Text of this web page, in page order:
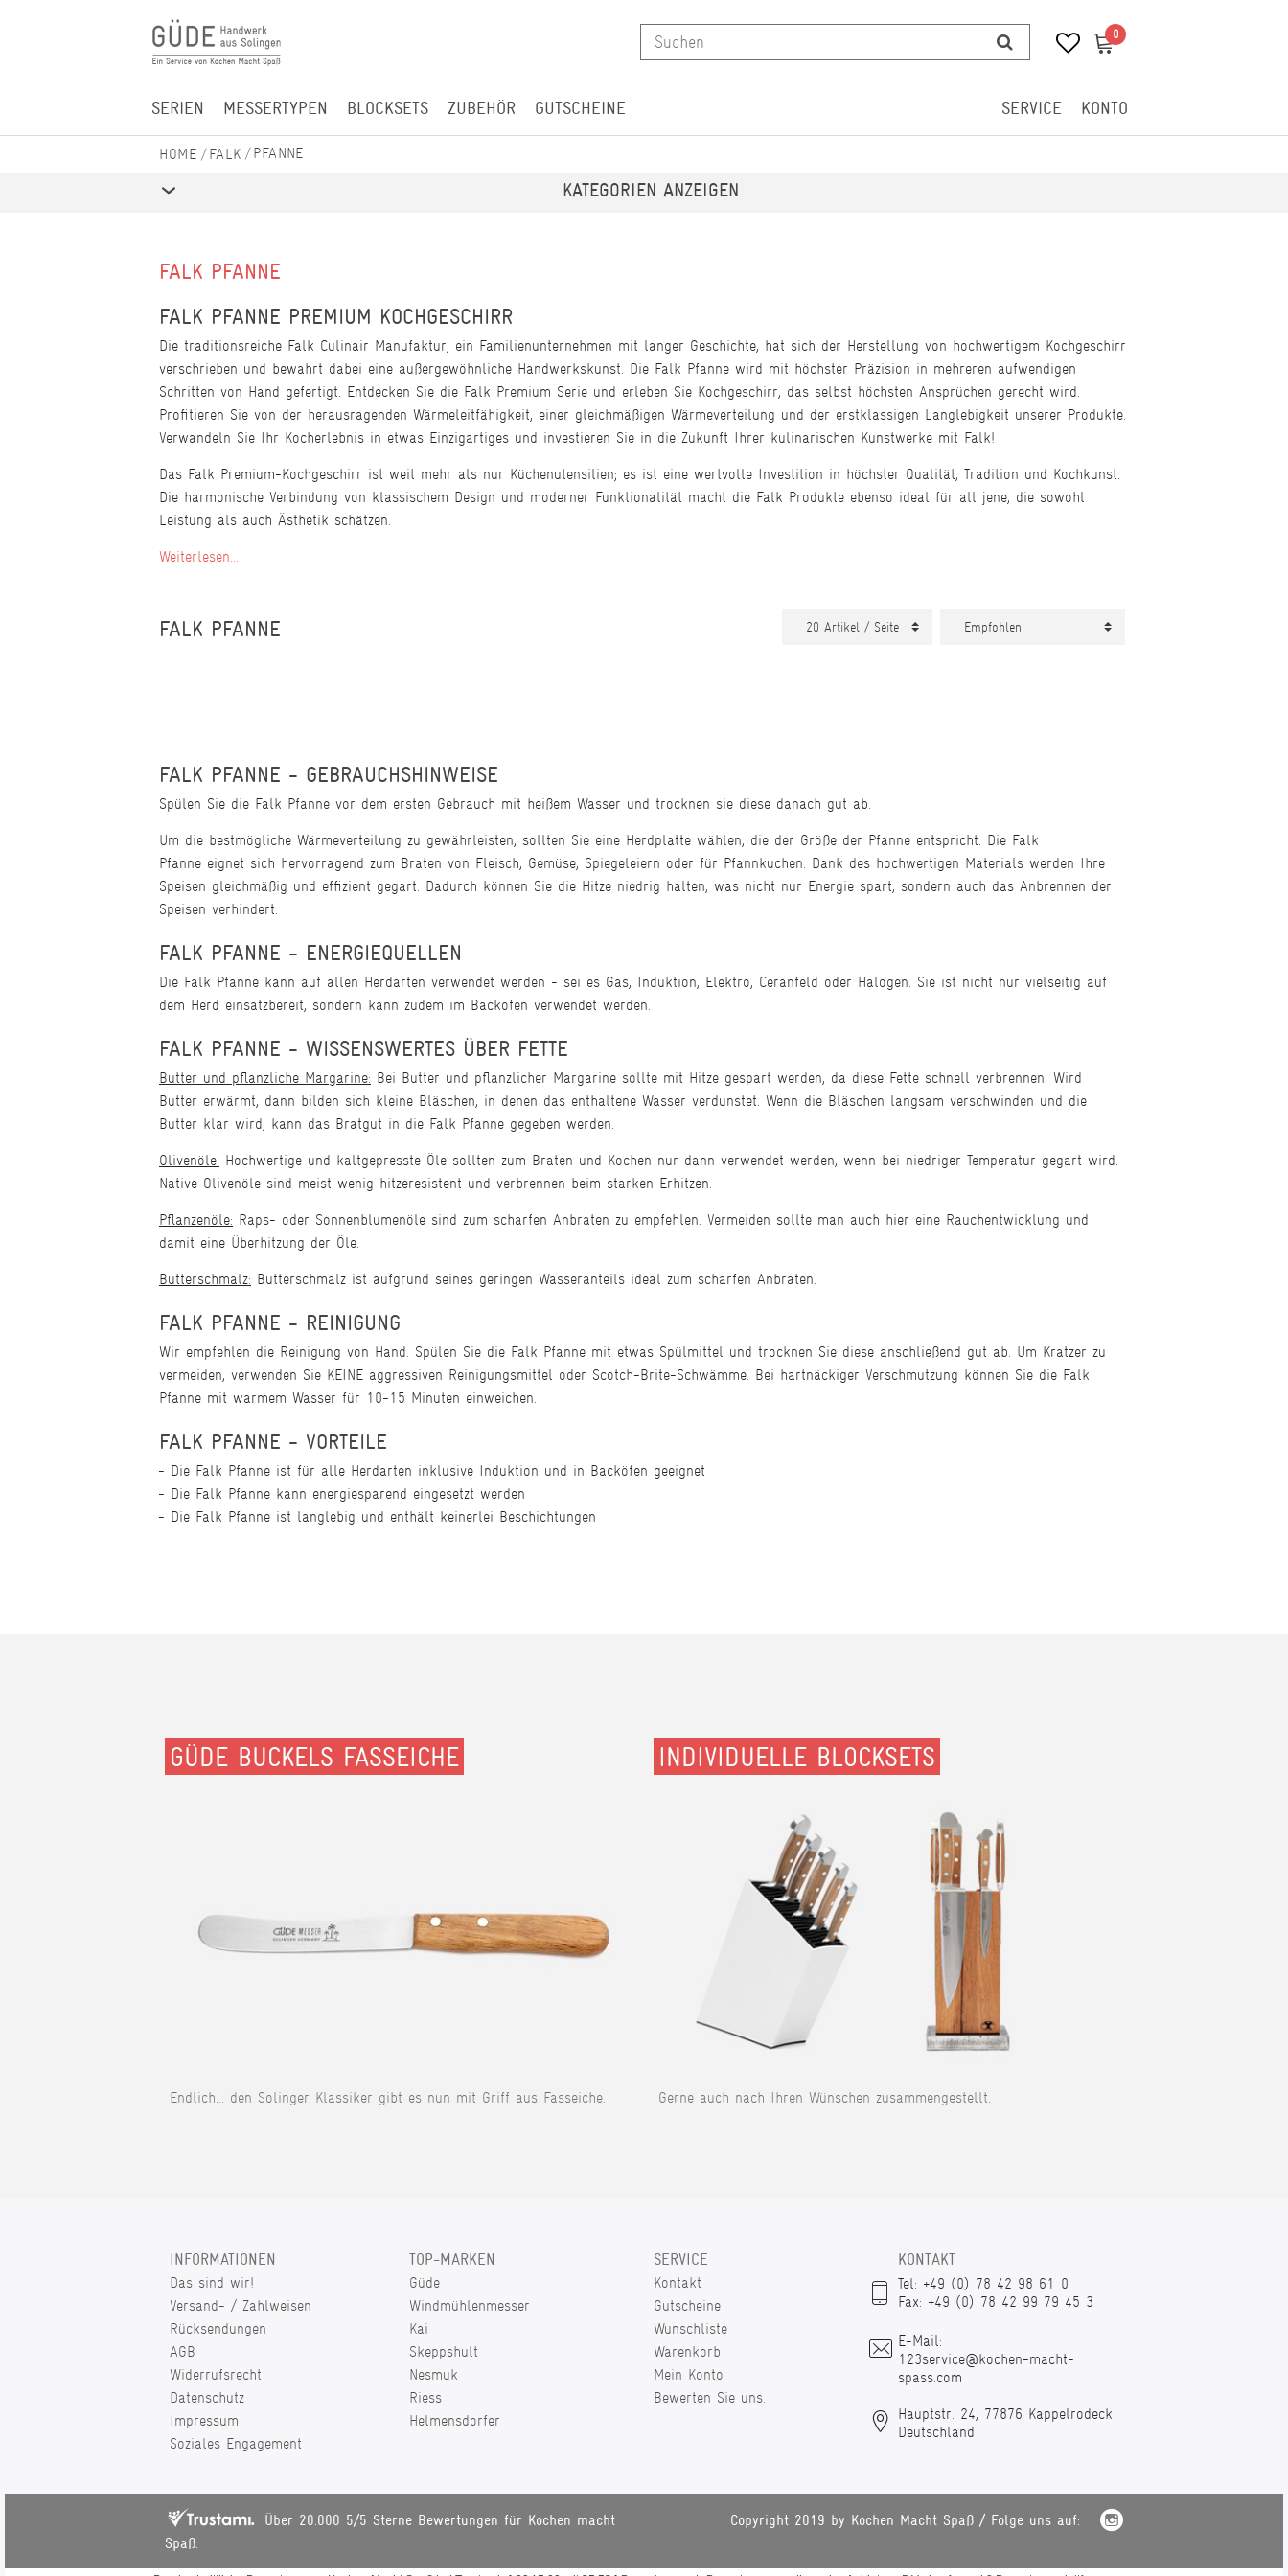
0 0
SERIEN MESSERTYPEN BLOCKSETS ZUBEHÖR GUTSCHEINE SERVICE KONTO
FALK PFANNE
KATEGORIEN ANZEIGEN
FALK PFANNE
FALK PFANNE PREMIUM KOCHGESCHIRR
Die traditionsreiche Falk Culinair Manufaktur, ein Familienunternehmen mit langer Geschichte, hat sich der Herstellung von hochwertigem Kochgeschirr
verschrieben und bewahrt dabei eine außergewöhnliche Handwerkskunst. Die Falk Pfanne wird mit höchster Präzision in mehreren aufwendigen
Schritten von Hand gefertigt. Entdecken Sie die Falk Premium Serie und erleben Sie Kochgeschirr, das selbst höchsten Ansprüchen gerecht wird.
Profitieren Sie von der herausragenden Wärmeleitfähigkeit, einer gleichmäßigen Wärmeverteilung und der erstklassigen Langlebigkeit unserer Produkte.
Verwandeln Sie Ihr Kocherlebnis in etwas Einzigartiges und investieren Sie in die Zukunft Ihrer kulinarischen Kunstwerke mit Falk!
Das Falk Premium-Kochgeschirr ist weit mehr als nur Küchenutensilien; es ist eine wertvolle Investition in höchster Qualität, Tradition und Kochkunst.
Die harmonische Verbindung von klassischem Design und moderner Funktionalität macht die Falk Produkte ebenso ideal für all jene, die sowohl
Leistung als auch Ästhetik schätzen.
Weiterlesen...
FALK PFANNE
FALK PFANNE - GEBRAUCHSHINWEISE
Spülen Sie die Falk Pfanne vor dem ersten Gebrauch mit heißem Wasser und trocknen sie diese danach gut ab.
Um die bestmögliche Wärmeverteilung zu gewährleisten, sollten Sie eine Herdplatte wählen, die der Größe der Pfanne entspricht. Die Falk
Pfanne eignet sich hervorragend zum Braten von Fleisch, Gemüse, Spiegeleiern oder für Pfannkuchen. Dank des hochwertigen Materials werden Ihre
Speisen gleichmäßig und effizient gegart. Dadurch können Sie die Hitze niedrig halten, was nicht nur Energie spart, sondern auch das Anbrennen der
Speisen verhindert.
FALK PFANNE - ENERGIEQUELLEN
Die Falk Pfanne kann auf allen Herdarten verwendet werden - sei es Gas, Induktion, Elektro, Ceranfeld oder Halogen. Sie ist nicht nur vielseitig auf
dem Herd einsatzbereit, sondern kann zudem im Backofen verwendet werden.
FALK PFANNE - WISSENSWERTES ÜBER FETTE
Butter und pflanzliche Margarine: Bei Butter und pflanzlicher Margarine sollte mit Hitze gespart werden, da diese Fette schnell verbrennen. Wird
Butter erwärmt, dann bilden sich kleine Bläschen, in denen das enthaltene Wasser verdunstet. Wenn die Bläschen langsam verschwinden und die
Butter klar wird, kann das Bratgut in die Falk Pfanne gegeben werden.
Olivenöle: Hochwertige und kaltgepresste Öle sollten zum Braten und Kochen nur dann verwendet werden, wenn bei niedriger Temperatur gegart wird.
Native Olivenöle sind meist wenig hitzeresistent und verbrennen beim starken Erhitzen.
Pflanzenöle: Raps- oder Sonnenblumenöle sind zum scharfen Anbraten zu empfehlen. Vermeiden sollte man auch hier eine Rauchentwicklung und
damit eine Überhitzung der Öle.
Butterschmalz: Butterschmalz ist aufgrund seines geringen Wasseranteils ideal zum scharfen Anbraten.
FALK PFANNE - REINIGUNG
Wir empfehlen die Reinigung von Hand. Spülen Sie die Falk Pfanne mit etwas Spülmittel und trocknen Sie diese anschließend gut ab. Um Kratzer zu
vermeiden, verwenden Sie KEINE aggressiven Reinigungsmittel oder Scotch-Brite-Schwämme. Bei hartnäckiger Verschmutzung können Sie die Falk
Pfanne mit warmem Wasser für 10-15 Minuten einweichen.
FALK PFANNE - VORTEILE
Die Falk Pfanne ist für alle Herdarten inklusive Induktion und in Backöfen geeignet
Die Falk Pfanne kann energiesparend eingesetzt werden
Die Falk Pfanne ist langlebig und enthält keinerlei Beschichtungen
GÜDE BUCKELS FASSEICHE
Endlich... den Solinger Klassiker gibt es nun mit Griff aus Fasseiche.
INDIVIDUELLE BLOCKSETS
Gerne auch nach Ihren Wünschen zusammengestellt.
INFORMATIONEN
Das sind wir!
Versand- / Zahlweisen
Rücksendungen
AGB
Widerrufsrecht
Datenschutz
Impressum
Soziales Engagement
TOP-MARKEN
Güde
Windmühlenmesser
Kai
Skeppshult
Nesmuk
Riess
Helmensdorfer
SERVICE
Kontakt
Gutscheine
Wunschliste
Warenkorb
Mein Konto
Bewerten Sie uns.
KONTAKT
Tel: +49 (0) 78 42 98 61 0
Fax: +49 (0) 78 42 99 79 45 3
E-Mail:
123service@kochen-macht-
spass.com
Hauptstr. 24, 77876 Kappelrodeck
Deutschland
Über 20.000 5/5 Sterne Bewertungen für Kochen macht
Spaß.
Copyright 2019 by Kochen Macht Spaß / Folge uns auf: